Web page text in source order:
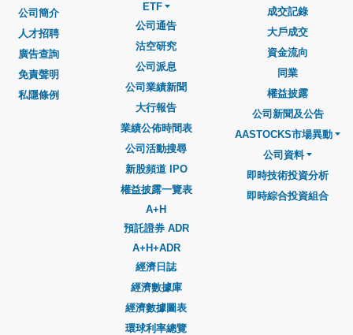
公司簡介
人才招聘
廣告查詢
免責聲明
私隱條例
ETF
公司通告
沽空研究
公司派息
公司業績新聞
大行報告
業績公佈時間表
公司活動搜尋
新股頻道 IPO
權益披露一覽表
A+H
預託證券 ADR
A+H+ADR
經濟日誌
經濟數據庫
經濟數據圖表
環球利率總覽
成交記錄
大戶成交
資金流向
同業
權益披露
公司新聞及公告
AASTOCKS市場異動
公司資料
即時技術投資分析
即時綜合投資組合